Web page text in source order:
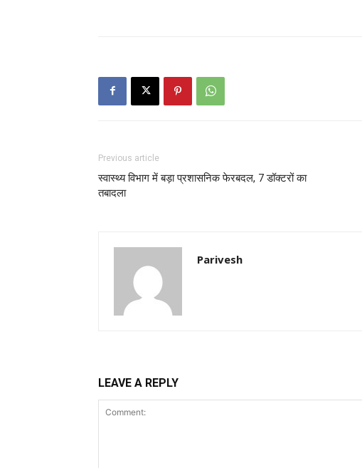
Previous article
स्वास्थ्य विभाग में बड़ा प्रशासनिक फेरबदल, 7 डॉक्टरों का
तबादला
Parivesh
LEAVE A REPLY